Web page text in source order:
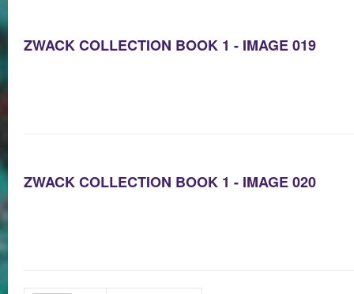
ZWACK COLLECTION BOOK 1 - IMAGE 019
ZWACK COLLECTION BOOK 1 - IMAGE 020